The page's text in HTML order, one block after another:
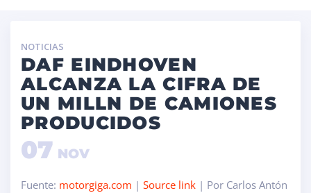
NOTICIAS
DAF EINDHOVEN
ALCANZA LA CIFRA DE
UN MILLN DE CAMIONES
PRODUCIDOS
07 NOV
Fuente: motorgiga.com | Source link | Por Carlos Antón